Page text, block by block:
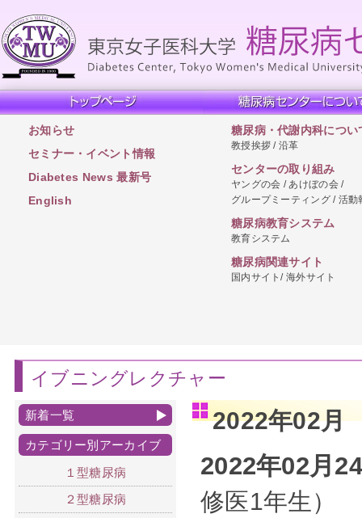
お知らせ
セミナー・イベント情報
Diabetes News 最新号
English
糖尿病・代謝内科につい
教授挨拶 / 沿革
センターの取り組み
ヤングの会 / あけぼの会 /
グループミーティング / 活動
糖尿病教育システム
教育システム
糖尿病関連サイト
国内サイト/ 海外サイト
イブニングレクチャー
2022年02月
2022年02月
修医1年生）
新着一覧
カテゴリー別アーカイブ
１型糖尿病
２型糖尿病